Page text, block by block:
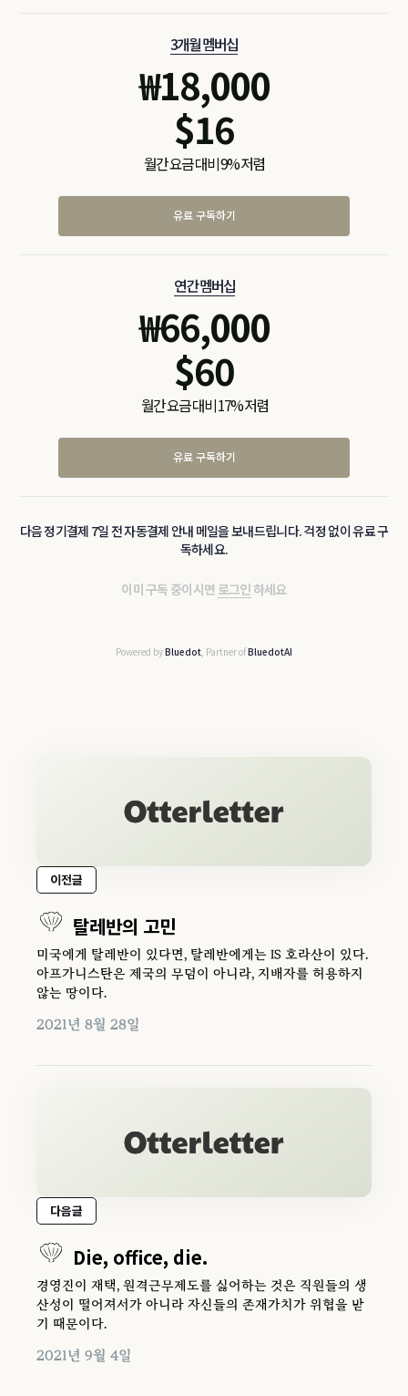
3개월 멤버십
₩18,000
$16
월간 요금 대비 9% 저렴
유료 구독하기
연간 멤버십
₩66,000
$60
월간 요금 대비 17% 저렴
유료 구독하기
다음 정기결제 7일 전 자동결제 안내 메일을 보내드립니다. 걱정 없이 유료 구
독하세요.
이미 구독 중이시면 로그인 하세요
Powered byBluedot , Partner ofBluedotAI
이전글
탈레반의 고민
미국에게 탈레반이 있다면, 탈레반에게는 IS 호라산이 있다.
아프가니스탄은 제국의 무덤이 아니라, 지배자를 허용하지
않는 땅이다.
2021년 8월 28일
다음글
Die, office, die.
경영진이 재택, 원격근무제도를 싫어하는 것은 직원들의 생
산성이 떨어져서가 아니라 자신들의 존재가치가 위협을 받
기 때문이다.
2021년 9월 4일